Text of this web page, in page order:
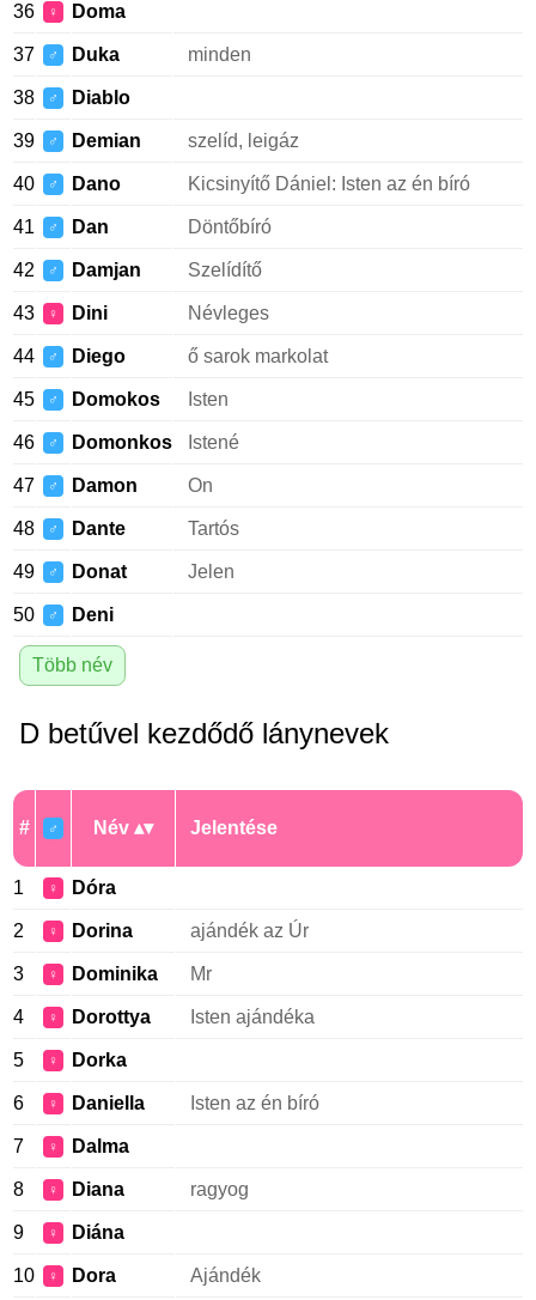
36 ♀ Doma
37 ♂ Duka minden
38 ♂ Diablo
39 ♂ Demian szelíd, leigáz
40 ♂ Dano Kicsinyítő Dániel: Isten az én bíró
41 ♂ Dan Döntőbíró
42 ♂ Damjan Szelídítő
43 ♀ Dini Névleges
44 ♂ Diego ő sarok markolat
45 ♂ Domokos Isten
46 ♂ Domonkos Istené
47 ♂ Damon On
48 ♂ Dante Tartós
49 ♂ Donat Jelen
50 ♂ Deni
Több név
D betűvel kezdődő lánynevek
# ♂ Név Jelentése
1 ♀ Dóra
2 ♀ Dorina ajándék az Úr
3 ♀ Dominika Mr
4 ♀ Dorottya Isten ajándéka
5 ♀ Dorka
6 ♀ Daniella Isten az én bíró
7 ♀ Dalma
8 ♀ Diana ragyog
9 ♀ Diána
10 ♀ Dora Ajándék